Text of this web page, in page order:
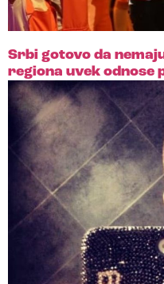
Srbi gotovo da
regiona uvek odnose